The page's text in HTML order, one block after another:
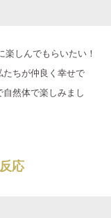
しんでもらいたい！
たちが仲良く幸せで
然体で楽しみまし
応